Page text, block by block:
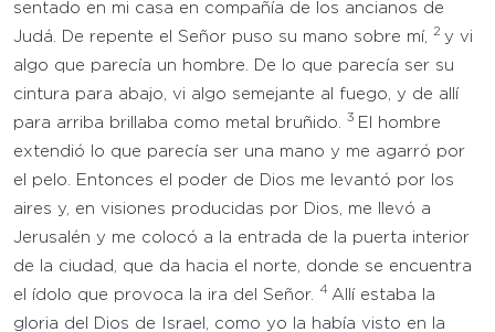
sentado en mi casa en compañía de los ancianos de
Judá. De repente el Señor puso su mano sobre mí,
2 y vi
algo que parecía un hombre. De lo que parecía ser su
cintura para abajo, vi algo semejante al fuego, y de allí
para arriba brillaba como metal bruñido.
3 El hombre
extendió lo que parecía ser una mano y me agarró por
el pelo. Entonces el poder de Dios me levantó por los
aires y, en visiones producidas por Dios, me llevó a
Jerusalén y me colocó a la entrada de la puerta interior
de la ciudad, que da hacia el norte, donde se encuentra
el ídolo que provoca la ira del Señor.
4 Allí estaba la
gloria del Dios de Israel, como yo la había visto en la